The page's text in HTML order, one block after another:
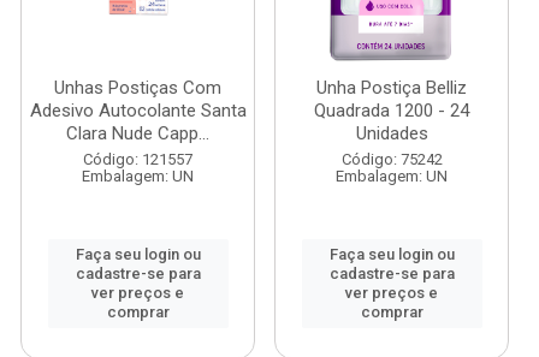
Unhas Postiças Com
Adesivo Autocolante Santa
Clara Nude Capp...
Código: 121557
Embalagem: UN
Faça seu login ou
cadastre-se para
ver preços e
comprar
Unha Postiça Belliz
Quadrada 1200 - 24
Unidades
Código: 75242
Embalagem: UN
Faça seu login ou
cadastre-se para
ver preços e
comprar